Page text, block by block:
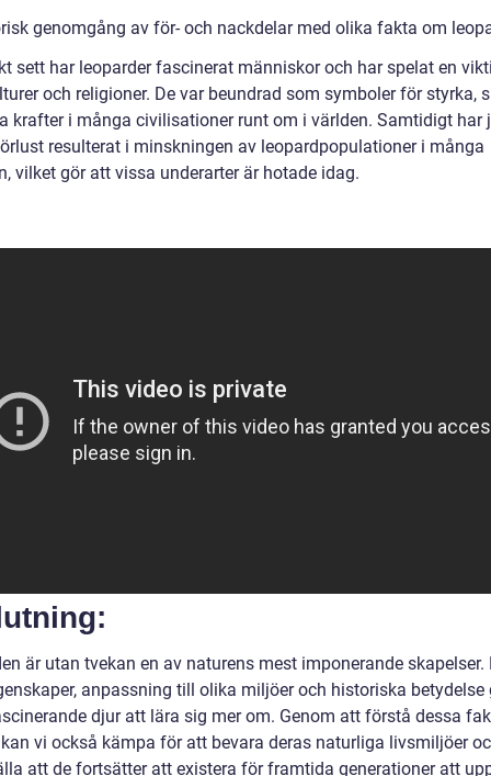
genomgång av för- och nackdelar med olika fakta om
sett har leoparder fascinerat människor och har spelat en
och religioner. De var beundrad som symboler för styrka,
krafter i många civilisationer runt om i världen. Samtidigt har
resulterat i minskningen av leopardpopulationer i många
vilket gör att vissa underarter är hotade idag.
är utan tvekan en av naturens mest imponerande skapelser.
anpassning till olika miljöer och historiska betydelse
djur att lära sig mer om. Genom att förstå dessa
vi också kämpa för att bevara deras naturliga livsmiljöer
att de fortsätter att existera för framtida generationer att